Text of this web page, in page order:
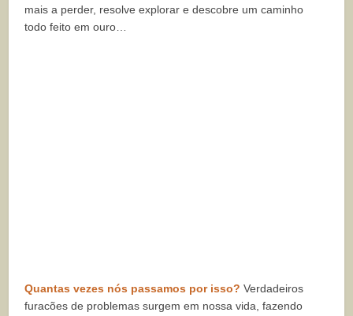
mais a perder, resolve explorar e descobre um caminho
todo feito em ouro…
Quantas vezes nós passamos por isso? Verdadeiros
furacões de problemas surgem em nossa vida, fazendo